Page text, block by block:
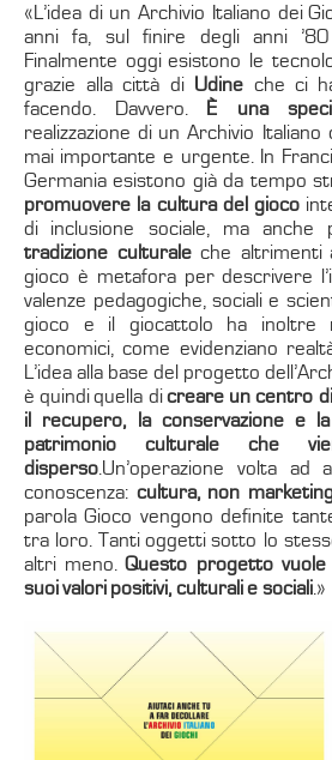
«L’idea di un Archivio Italiano dei
anni fa, sul finire degli anni
Finalmente oggi esistono le
grazie alla città di Udineche ci
facendo. Davvero. È una
realizzazione di un Archivio
mai importante e urgente. In
Germania esistono già da tempo
promuovere la cultura del gioco
di inclusione sociale, ma anche
tradizione culturaleche altrimenti
gioco è metafora per descrivere
valenze pedagogiche, sociali e
gioco e il giocattolo ha inoltre
economici, come evidenziano
L’idea alla base del progetto
è quindi quella dicreare un centro
il recupero, la conservazione e
patrimonio culturale che
disperso.Un’operazione volta ad
conoscenza: cultura, non
parola Gioco vengono definite
tra loro. Tanti oggetti sotto lo
altri meno. Questo progetto
suoi valori positivi, culturali e sociali.»